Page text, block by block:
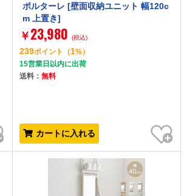
ポルターレ [壁面収納ユニット 幅120c
m 上置き]
￥ 23,980 (税込)
239ポイント （1%）
15営業日以内に出荷
送料： 無料
カートに入れる
お気に入り